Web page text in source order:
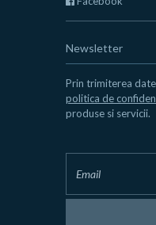
Newsletter
Prin trimiterea
politica de
produse si servicii.